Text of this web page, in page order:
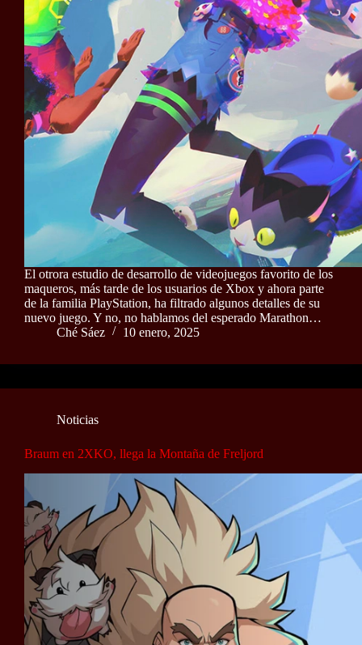
El otrora estudio de desarrollo de videojuegos favorito de los
maqueros, más tarde de los usuarios de Xbox y ahora parte
de la familia PlayStation, ha filtrado algunos detalles de su
nuevo juego. Y no, no hablamos del esperado Marathon…
Ché Sáez
10 enero, 2025
Noticias
Braum en 2XKO, llega la Montaña de Freljord